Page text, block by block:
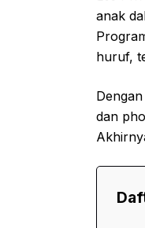
anak
huruf,
dan